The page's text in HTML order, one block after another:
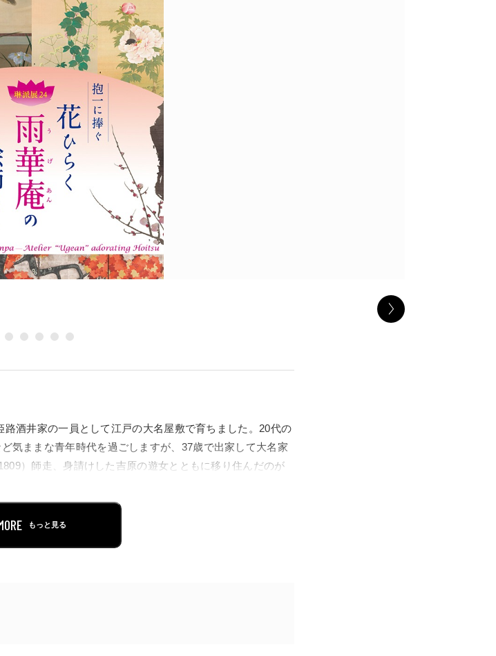
COMPANY
酒井家の一員として江戸の大名屋敷で育ちました。20代の
気ままな青年時代を過ごしますが、37歳で出家して大名家
）師走、身請けした吉原の遊女とともに移り住んだのが
に「雨華庵（うげあん）」の額を掲げ、以降「雨華庵」と
慕った絵師たち―100年以上に及ぶ江戸琳派の軌跡とその魅
もっと見る